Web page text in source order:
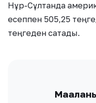
Нұр-Сұлтанда
есеппен 505,25
теңгеден сатады.